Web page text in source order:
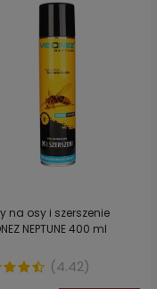
na osy i szerszenie
NEPTUNE 400 ml
(4.42)